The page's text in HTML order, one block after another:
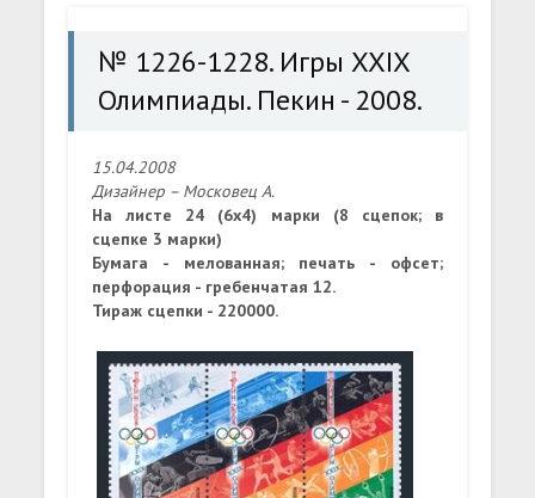
№ 1226-1228. Игры XXIX
Олимпиады. Пекин - 2008.
15.04.2008
Дизайнер – Московец А.
На листе 24 (6x4) марки (8 сцепок; в
сцепке 3 марки)
Бумага - мелованная; печать - офсет;
перфорация - гребенчатая 12.
Тираж сцепки - 220000.